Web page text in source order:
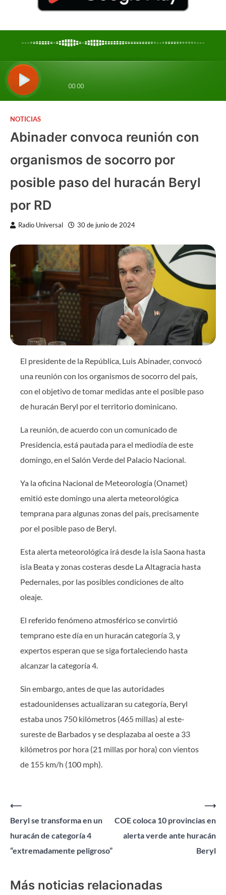
NOTICIAS
Abinader convoca reunión con
organismos de socorro por
posible paso del huracán Beryl
por RD
Radio Universal 30 de junio de 2024
El presidente de la República, Luis Abinader, convocó
una reunión con los organismos de socorro del país,
con el objetivo de tomar medidas ante el posible paso
de huracán Beryl por el territorio dominicano.
La reunión, de acuerdo con un comunicado de
Presidencia, está pautada para el mediodía de este
domingo, en el Salón Verde del Palacio Nacional.
Ya la oficina Nacional de Meteorología (Onamet)
emitió este domingo una alerta meteorológica
temprana para algunas zonas del país, precisamente
por el posible paso de Beryl.
Esta alerta meteorológica irá desde la isla Saona hasta
isla Beata y zonas costeras desde La Altagracia hasta
Pedernales, por las posibles condiciones de alto
oleaje.
El referido fenómeno atmosférico se convirtió
temprano este día en un huracán categoría 3, y
expertos esperan que se siga fortaleciendo hasta
alcanzar la categoría 4.
Sin embargo, antes de que las autoridades
estadounidenses actualizaran su categoría, Beryl
estaba unos 750 kilómetros (465 millas) al este-
sureste de Barbados y se desplazaba al oeste a 33
kilómetros por hora (21 millas por hora) con vientos
de 155 km/h (100 mph).
Navegación
de
entradas
⟵
Beryl se transforma en un
huracán de categoría 4
“extremadamente peligroso”
COE coloca 10 provincias en
alerta verde ante huracán
Beryl
⟶
Más noticias relacionadas